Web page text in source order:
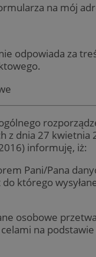
na mój
odpowiada za
z dnia 27 kwietnia
informuję, iż:
Pani/Pana
którego
osobowe
na